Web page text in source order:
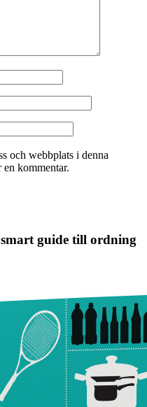
och webbplats i denna
kommentar.
guide till ordning